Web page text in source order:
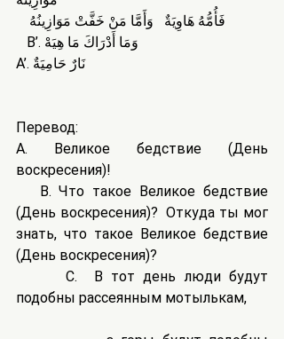
A’. نَارٌ حَامِيَةٌ
Перевод:
A. Великое бедствие (День
воскресения)!
(День воскресения)?  Откуда ты мог
знать, что такое Великое бедствие
(День воскресения)?
подобны рассеянным мотылькам,